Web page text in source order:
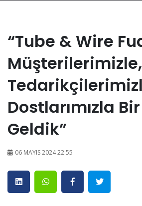
“Tube & Wire
Müşterilerimizle,
Dostlarımızla
Geldik”
06 MAYIS 2024 22:55